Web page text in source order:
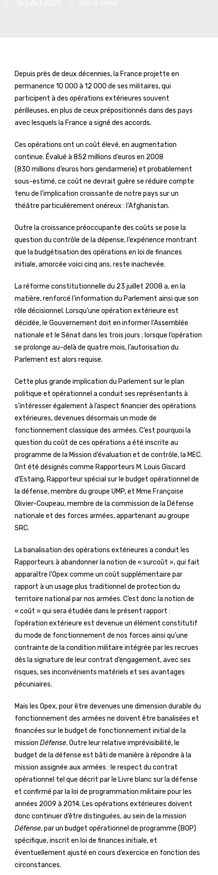
Depuis près de deux décennies, la France projette en
permanence 10 000 à 12 000 de ses militaires, qui
participent à des opérations extérieures souvent
périlleuses, en plus de ceux prépositionnés dans des pays
avec lesquels la France a signé des accords.
Ces opérations ont un coût élevé, en augmentation
continue. Évalué à 852 millions d’euros en 2008
(830 millions d’euros hors gendarmerie) et probablement
sous-estimé, ce coût ne devrait guère se réduire compte
tenu de l’implication croissante de notre pays sur un
théâtre particulièrement onéreux : l’Afghanistan.
Outre la croissance préoccupante des coûts se pose la
question du contrôle de la dépense, l’expérience montrant
que la budgétisation des opérations en loi de finances
initiale, amorcée voici cinq ans, reste inachevée.
La réforme constitutionnelle du 23 juillet 2008 a, en la
matière, renforcé l’information du Parlement ainsi que son
rôle décisionnel. Lorsqu’une opération extérieure est
décidée, le Gouvernement doit en informer l’Assemblée
nationale et le Sénat dans les trois jours ; lorsque l’opération
se prolonge au-delà de quatre mois, l’autorisation du
Parlement est alors requise.
Cette plus grande implication du Parlement sur le plan
politique et opérationnel a conduit ses représentants à
s’intéresser également à l’aspect financier des opérations
extérieures, devenues désormais un mode de
fonctionnement classique des armées. C’est pourquoi la
question du coût de ces opérations a été inscrite au
programme de la Mission d’évaluation et de contrôle, la MEC.
Ont été désignés comme Rapporteurs M. Louis Giscard
d’Estaing, Rapporteur spécial sur le budget opérationnel de
la défense, membre du groupe UMP, et Mme Françoise
Olivier-Coupeau, membre de la commission de la Défense
nationale et des forces armées, appartenant au groupe
SRC.
La banalisation des opérations extérieures a conduit les
Rapporteurs à abandonner la notion de « surcoût », qui fait
apparaître l’Opex comme un coût supplémentaire par
rapport à un usage plus traditionnel de protection du
territoire national par nos armées. C’est donc la notion de
« coût » qui sera étudiée dans le présent rapport :
l’opération extérieure est devenue un élément constitutif
du mode de fonctionnement de nos forces ainsi qu’une
contrainte de la condition militaire intégrée par les recrues
dès la signature de leur contrat d’engagement, avec ses
risques, ses inconvénients matériels et ses avantages
pécuniaires.
Mais les Opex, pour être devenues une dimension durable du
fonctionnement des armées ne doivent être banalisées et
financées sur le budget de fonctionnement initial de la
mission Défense. Outre leur relative imprévisibilité, le
budget de la défense est bâti de manière à répondre à la
mission assignée aux armées : le respect du contrat
opérationnel tel que décrit par le Livre blanc sur la défense
et confirmé par la loi de programmation militaire pour les
années 2009 à 2014. Les opérations extérieures doivent
donc continuer d’être distinguées, au sein de la mission
Défense, par un budget opérationnel de programme (BOP)
spécifique, inscrit en loi de finances initiale, et
éventuellement ajusté en cours d’exercice en fonction des
circonstances.